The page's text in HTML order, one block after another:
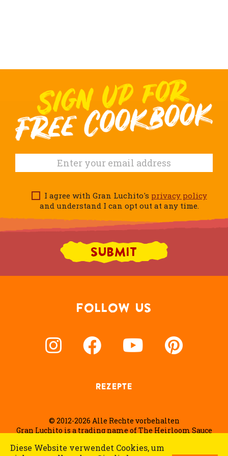
I agree with Gran Luchito's privacy policy
and understand I can opt out at any time.
FOLLOW US
REZEPTE
© 2012-2026 Alle Rechte vorbehalten
Gran Luchito is a trading name of The Heirloom Sauce
Diese Website verwendet Cookies, um